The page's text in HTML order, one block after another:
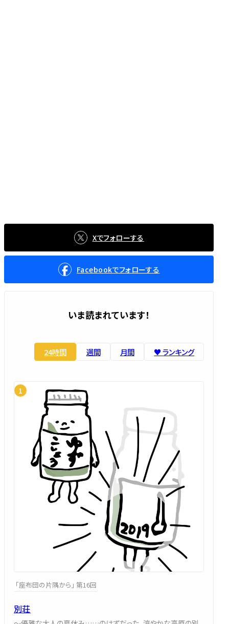
Xでフォローする
Facebookでフォローする
いま読まれています！
24時間 週間 月間 ♥️ ランキング
「座布団の片隅から」 第16回
別荘